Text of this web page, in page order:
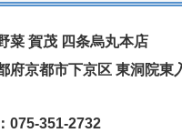
菜 賀茂 四条烏丸本店
府京都市下京区 東洞院東
075-351-2732